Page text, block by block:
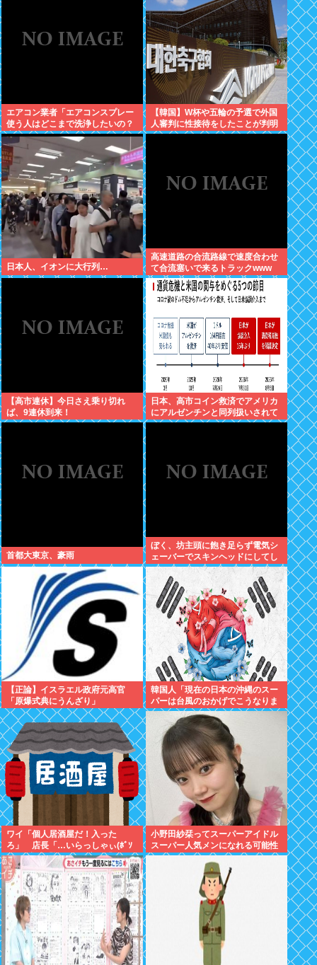
エアコン業者「エアコンスプレー
使う人はどこまで洗浄したいの？
室内に風を送り込んでるファンは
汚いままですよ」331.5万バズ
【韓国】W杯や五輪の予選で外国
人審判に性接待をしたことが判明
日本人、イオンに大行列…
高速道路の合流路線で速度合わせ
て合流塞いで来るトラックwww
【高市連休】今日さえ乗り切れ
ば、9連休到来！
日本、高市コイン救済でアメリカ
にアルゼンチンと同列扱いされて
いた
首都大東京、豪雨
ぼく、坊主頭に飽き足らず電気シ
ェーバーでスキンヘッドにしてし
まう
【正論】イスラエル政府元高官
「原爆式典にうんざり」
韓国人「現在の日本の沖縄のスー
パーは台風のおかげでこうなりま
した」
ワイ「個人居酒屋だ！入った
ろ」 店長「…いらっしゃぃ(ﾎﾞｿ
ｯ」 常連「誰？」 店長「さぁ？
ｗ」
小野田紗栞ってスーパーアイドル
スーパー人気メンになれる可能性
あったよな？